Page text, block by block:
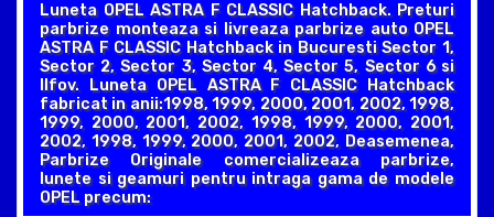
Luneta OPEL ASTRA F CLASSIC Hatchback. Preturi
parbrize monteaza si livreaza parbrize auto OPEL
ASTRA F CLASSIC Hatchback in Bucuresti Sector 1,
Sector 2, Sector 3, Sector 4, Sector 5, Sector 6 si
Ilfov. Luneta OPEL ASTRA F CLASSIC Hatchback
fabricat in anii:1998, 1999, 2000, 2001, 2002, 1998,
1999, 2000, 2001, 2002, 1998, 1999, 2000, 2001,
2002, 1998, 1999, 2000, 2001, 2002, Deasemenea,
Parbrize Originale comercializeaza parbrize,
lunete si geamuri pentru intraga gama de modele
OPEL precum: